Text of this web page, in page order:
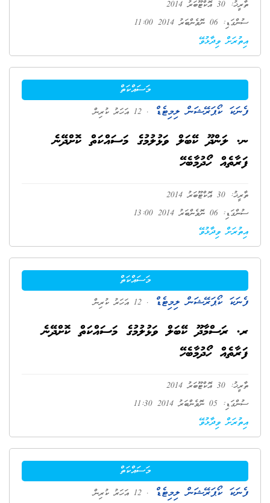
ތާރީޚު: 30 އޮކްޓޫބަރު 2014
ސުންގަޑި: 06 ނޮވެންބަރު 2014 11:00
އިތުރަށް ވިދާޅުވޭ
މަސައްކަތް
ފެނަކަ ކޯޕަރޭޝަން ލިމިޓެޑް . 12 އަހަރު ކުރިން
ނ. ލަންދޫ ކޭބަލް ވަޅުލުމުގެ މަސައްކަތް ކޮށްދޭނެ
ފަރާތެއް ހޯދުމާބެހޭ
ތާރީޚު: 30 އޮކްޓޫބަރު 2014
ސުންގަޑި: 06 ނޮވެންބަރު 2014 13:00
އިތުރަށް ވިދާޅުވޭ
މަސައްކަތް
ފެނަކަ ކޯޕަރޭޝަން ލިމިޓެޑް . 12 އަހަރު ކުރިން
ރ. ރަސްމާދޫ ކޭބަލް ވަޅުލުމުގެ މަސައްކަތް ކޮށްދޭނެ
ފަރާތެއް ހޯދުމާބެހޭ
ތާރީޚު: 30 އޮކްޓޫބަރު 2014
ސުންގަޑި: 05 ނޮވެންބަރު 2014 11:30
އިތުރަށް ވިދާޅުވޭ
މަސައްކަތް
ފެނަކަ ކޯޕަރޭޝަން ލިމިޓެޑް . 12 އަހަރު ކުރިން